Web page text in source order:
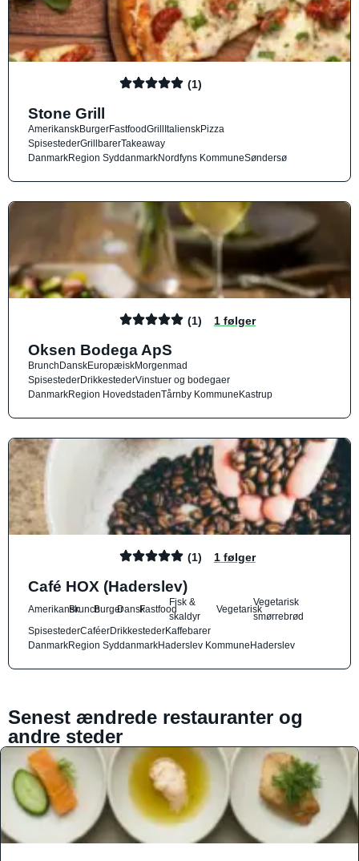
(1)
Stone Grill
AmerikanskBurgerFastfoodGrillItalienskPizza
SpisestederGrillbarerTakeaway
DanmarkRegion SyddanmarkNordfyns KommuneSøndersø
(1) 1 følger
Oksen Bodega ApS
BrunchDanskEuropæiskMorgenmad
SpisestederDrikkestederVinstuer og bodegaer
DanmarkRegion HovedstadenTårnby KommuneKastrup
(1) 1 følger
Café HOX (Haderslev)
AmerikanskBrunchBurgerDanskFastfood
Fisk &
skaldyr
Vegetarisk
Vegetarisk
smørrebrød
SpisestederCaféerDrikkestederKaffebarer
DanmarkRegion SyddanmarkHaderslev KommuneHaderslev
Senest ændrede restauranter og
andre steder